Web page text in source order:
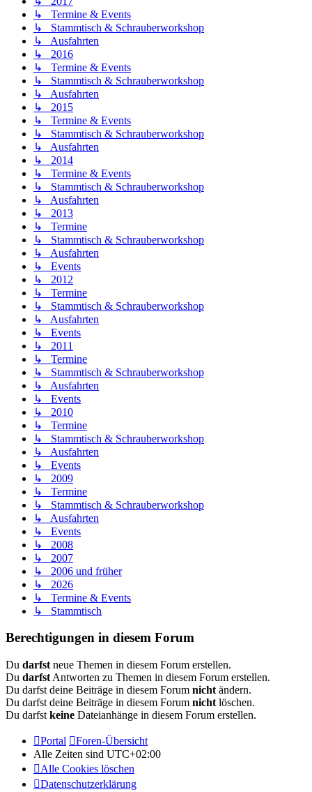
↳ Termine & Events
↳ Stammtisch & Schrauberworkshop
↳ Ausfahrten
↳ 2016
↳ Termine & Events
↳ Stammtisch & Schrauberworkshop
↳ Ausfahrten
↳ 2015
↳ Termine & Events
↳ Stammtisch & Schrauberworkshop
↳ Ausfahrten
↳ 2014
↳ Termine & Events
↳ Stammtisch & Schrauberworkshop
↳ Ausfahrten
↳ 2013
↳ Termine
↳ Stammtisch & Schrauberworkshop
↳ Ausfahrten
↳ Events
↳ 2012
↳ Termine
↳ Stammtisch & Schrauberworkshop
↳ Ausfahrten
↳ Events
↳ 2011
↳ Termine
↳ Stammtisch & Schrauberworkshop
↳ Ausfahrten
↳ Events
↳ 2010
↳ Termine
↳ Stammtisch & Schrauberworkshop
↳ Ausfahrten
↳ Events
↳ 2009
↳ Termine
↳ Stammtisch & Schrauberworkshop
↳ Ausfahrten
↳ Events
↳ 2008
↳ 2007
↳ 2006 und früher
↳ 2026
↳ Termine & Events
↳ Stammtisch
Berechtigungen in diesem Forum
Du darfst neue Themen in diesem Forum erstellen.
Du darfst Antworten zu Themen in diesem Forum erstellen.
Du darfst deine Beiträge in diesem Forum nicht ändern.
Du darfst deine Beiträge in diesem Forum nicht löschen.
Du darfst keine Dateianhänge in diesem Forum erstellen.
Portal
Foren-Übersicht
Alle Zeiten sind UTC+02:00
Alle Cookies löschen
Datenschutzerklärung